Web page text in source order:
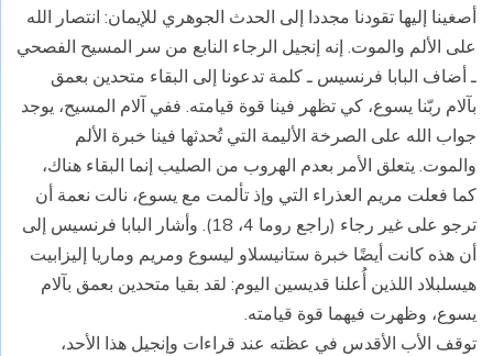
أصغينا إليها تقودنا مجددا إلى الحدث الجوهري للإيمان: انتصار الله
على الألم والموت. إنه إنجيل الرجاء النابع من سر المسيح الفصحي
ـ أضاف البابا فرنسيس ـ كلمة تدعونا إلى البقاء متحدين بعمق
بآلام ربّنا يسوع، كي تظهر فينا قوة قيامته. ففي آلام المسيح، يوجد
جواب الله على الصرخة الأليمة التي تُحدثها فينا خبرة الألم
والموت. يتعلق الأمر بعدم الهروب من الصليب إنما البقاء هناك،
كما فعلت مريم العذراء التي وإذ تألمت مع يسوع، نالت نعمة أن
ترجو على غير رجاء (راجع روما 4، 18). وأشار البابا فرنسيس إلى
أن هذه كانت أيضًا خبرة ستانيسلاو ليسوع ومريم وماريا إليزابيت
هيسلبلاد اللذين أُعلنا قديسين اليوم: لقد بقيا متحدين بعمق بآلام
يسوع، وظهرت فيهما قوة قيامته.
توقف الأب الأقدس في عظته عند قراءات وإنجيل هذا الأحد،